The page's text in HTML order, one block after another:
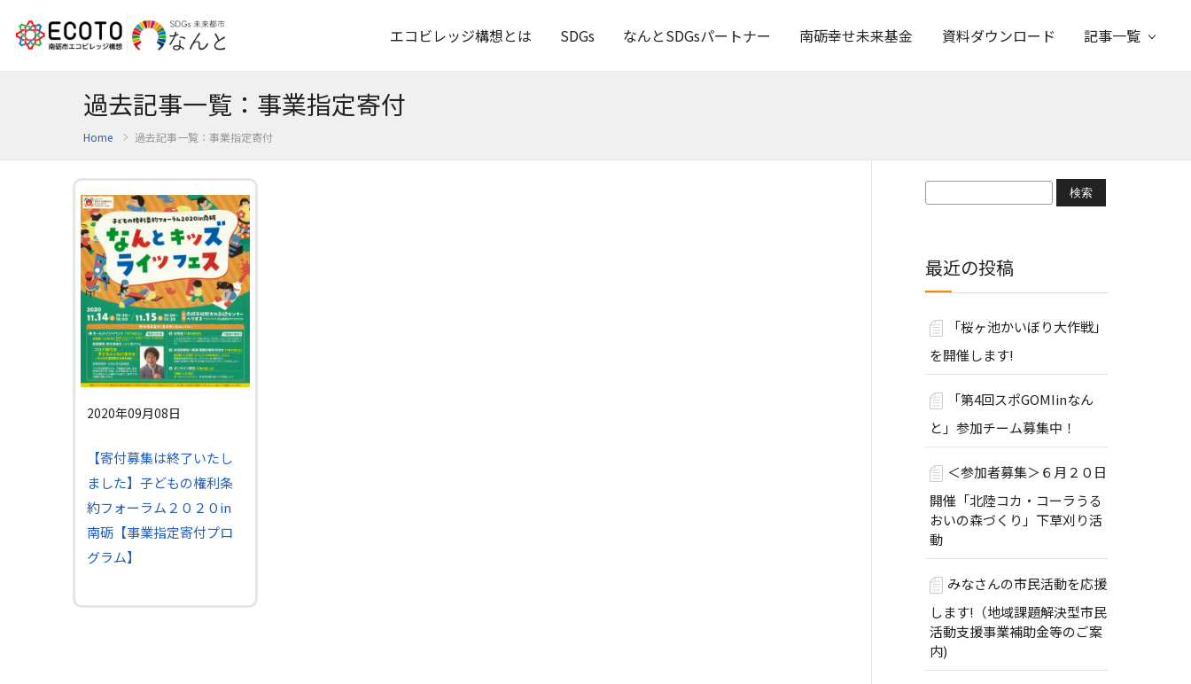
エコビレッジ構想とは SDGs なんとSDGsパートナー 南砺幸せ未来基金 資料ダウンロード 記事一覧
過去記事一覧：事業指定寄付
Home 過去記事一覧：事業指定寄付
2020年09月08日
【寄付募集は終了いたし
ました】子どもの権利条
約フォーラム２０２０in
南砺【事業指定寄付プロ
グラム】
検
最近の投稿
「桜ヶ池かいぼり大作戦」
を開催します!
「第4回スポGOMIinなん
と」参加チーム募集中！
＜参加者募集＞６月２０日
開催「北陸コカ・コーラうる
おいの森づくり」下草刈り活
動
みなさんの市民活動を応援
します!（地域課題解決型市民
活動支援事業補助金等のご案
内)